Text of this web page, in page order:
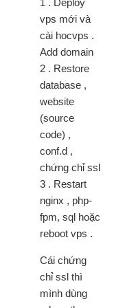
1 . Deploy
vps mới và
cài hocvps .
Add domain
2 . Restore
database ,
website
(source
code) ,
conf.d ,
chứng chỉ ssl
3 . Restart
nginx , php-
fpm, sql hoặc
reboot vps .
Cái chứng
chỉ ssl thì
mình dùng